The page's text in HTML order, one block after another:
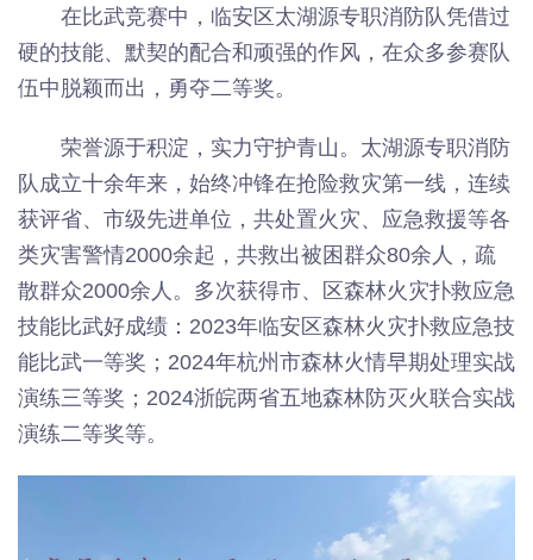
在比武竞赛中，临安区太湖源专职消防队凭借过
硬的技能、默契的配合和顽强的作风，在众多参赛队
伍中脱颖而出，勇夺二等奖。
荣誉源于积淀，实力守护青山。太湖源专职消防
队成立十余年来，始终冲锋在抢险救灾第一线，连续
获评省、市级先进单位，共处置火灾、应急救援等各
类灾害警情2000余起，共救出被困群众80余人，疏
散群众2000余人。多次获得市、区森林火灾扑救应急
技能比武好成绩：2023年临安区森林火灾扑救应急技
能比武一等奖；2024年杭州市森林火情早期处理实战
演练三等奖；2024浙皖两省五地森林防灭火联合实战
演练二等奖等。